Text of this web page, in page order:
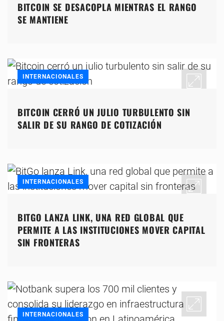
BITCOIN SE DESACOPLA MIENTRAS EL RANGO
SE MANTIENE
INTERNACIONALES
BITCOIN CERRÓ UN JULIO TURBULENTO SIN
SALIR DE SU RANGO DE COTIZACIÓN
INTERNACIONALES
BITGO LANZA LINK, UNA RED GLOBAL QUE
PERMITE A LAS INSTITUCIONES MOVER CAPITAL
SIN FRONTERAS
INTERNACIONALES